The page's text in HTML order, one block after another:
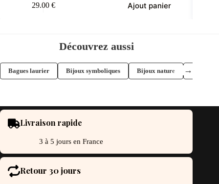
29.00 € Ajout panier
Découvrez aussi
Bagues laurier Bijoux symboliques Bijoux nature →
Livraison rapide
3 à 5 jours en France
Retour 30 jours